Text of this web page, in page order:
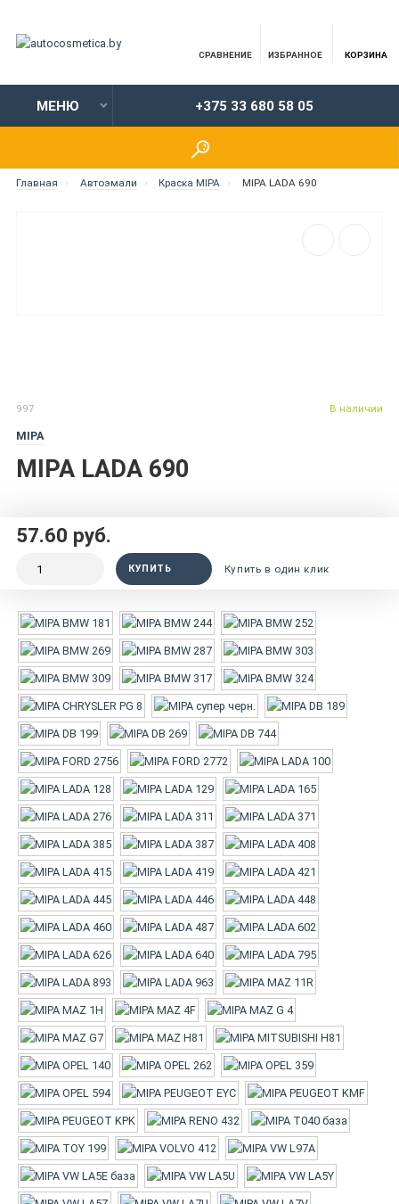
СРАВНЕНИЕ ИЗБРАННОЕ КОРЗИНА
МЕНЮ +375 33 680 58 05
Главная Автоэмали Краска MIPA MIPA LADA 690
997
MIPA
MIPA LADA 690
В наличии
57.60 руб.
КУПИТЬ Купить в один клик